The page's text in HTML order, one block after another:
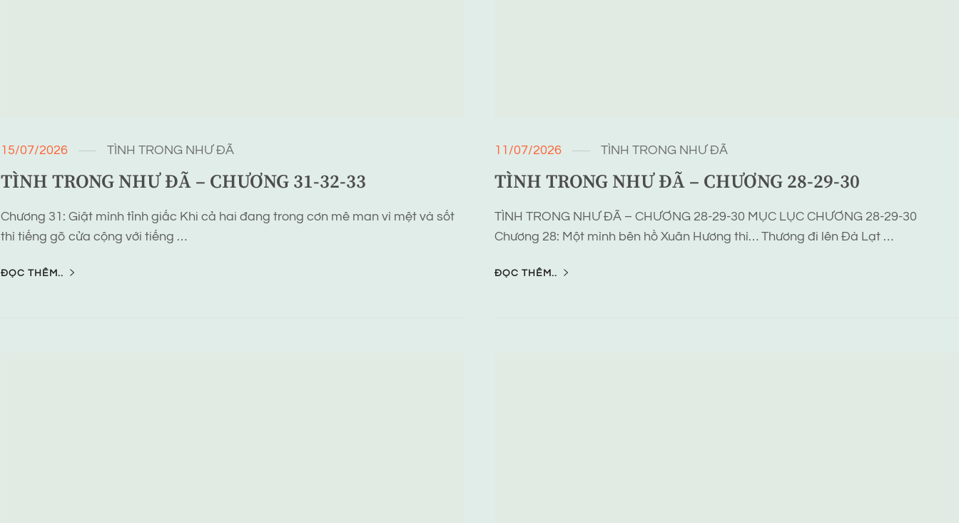
15/07/2026 TÌNH TRONG NHƯ ĐÃ
TÌNH TRONG NHƯ ĐÃ – CHƯƠNG 31-32-33
Chương 31: Giật mình tỉnh giấc Khi cả hai đang trong cơn mê man vì mệt và sốt
thì tiếng gõ cửa cộng với tiếng …
ĐỌC THÊM..
11/07/2026 TÌNH TRONG NHƯ ĐÃ
TÌNH TRONG NHƯ ĐÃ – CHƯƠNG 28-29-30
TÌNH TRONG NHƯ ĐÃ – CHƯƠNG 28-29-30 MỤC LỤC CHƯƠNG 28-29-30
Chương 28: Một mình bên hồ Xuân Hương thì… Thương đi lên Đà Lạt …
ĐỌC THÊM..